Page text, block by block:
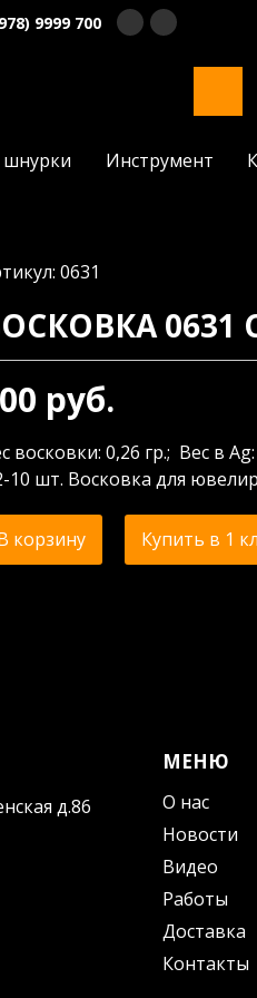
9999 700
Инструмент
0631
0631
руб.
восковки: 0,26 гр.; Вес в
10 шт. Восковка для
корзину Купить в 1
д.86
МЕНЮ
О нас
Новости
Видео
Работы
Доставка
Контакты